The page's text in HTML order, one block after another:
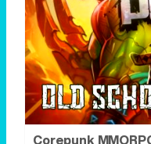
Corepunk
Un verdadero
¡Cómo los de